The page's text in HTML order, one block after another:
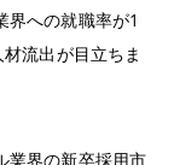
界への就職率が1
流出が目立ちま
業界の新卒採用市